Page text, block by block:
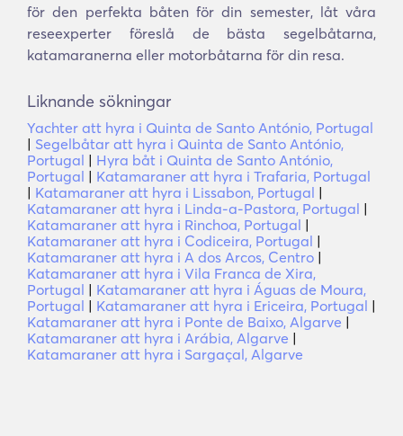
för den perfekta båten för din semester, låt våra
reseexperter föreslå de bästa segelbåtarna,
katamaranerna eller motorbåtarna för din resa.
Liknande sökningar
Yachter att hyra i Quinta de Santo António, Portugal
| Segelbåtar att hyra i Quinta de Santo António,
Portugal | Hyra båt i Quinta de Santo António,
Portugal | Katamaraner att hyra i Trafaria, Portugal
| Katamaraner att hyra i Lissabon, Portugal |
Katamaraner att hyra i Linda-a-Pastora, Portugal |
Katamaraner att hyra i Rinchoa, Portugal |
Katamaraner att hyra i Codiceira, Portugal |
Katamaraner att hyra i A dos Arcos, Centro |
Katamaraner att hyra i Vila Franca de Xira,
Portugal | Katamaraner att hyra i Águas de Moura,
Portugal | Katamaraner att hyra i Ericeira, Portugal |
Katamaraner att hyra i Ponte de Baixo, Algarve |
Katamaraner att hyra i Arábia, Algarve |
Katamaraner att hyra i Sargaçal, Algarve